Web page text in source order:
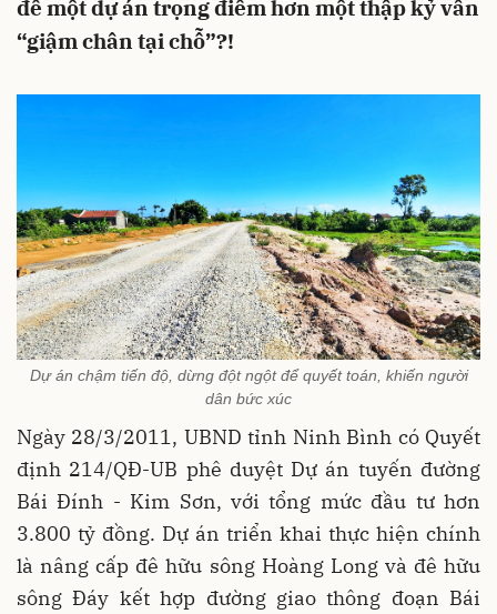
để một dự án trọng điểm hơn một thập kỷ vẫn
“giậm chân tại chỗ”?!
Dự án chậm tiến độ, dừng đột ngột để quyết toán, khiến người
dân bức xúc
Ngày 28/3/2011, UBND tỉnh Ninh Bình có Quyết
định 214/QĐ-UB phê duyệt Dự án tuyến đường
Bái Đính - Kim Sơn, với tổng mức đầu tư hơn
3.800 tỷ đồng. Dự án triển khai thực hiện chính
là nâng cấp đê hữu sông Hoàng Long và đê hữu
sông Đáy kết hợp đường giao thông đoạn Bái